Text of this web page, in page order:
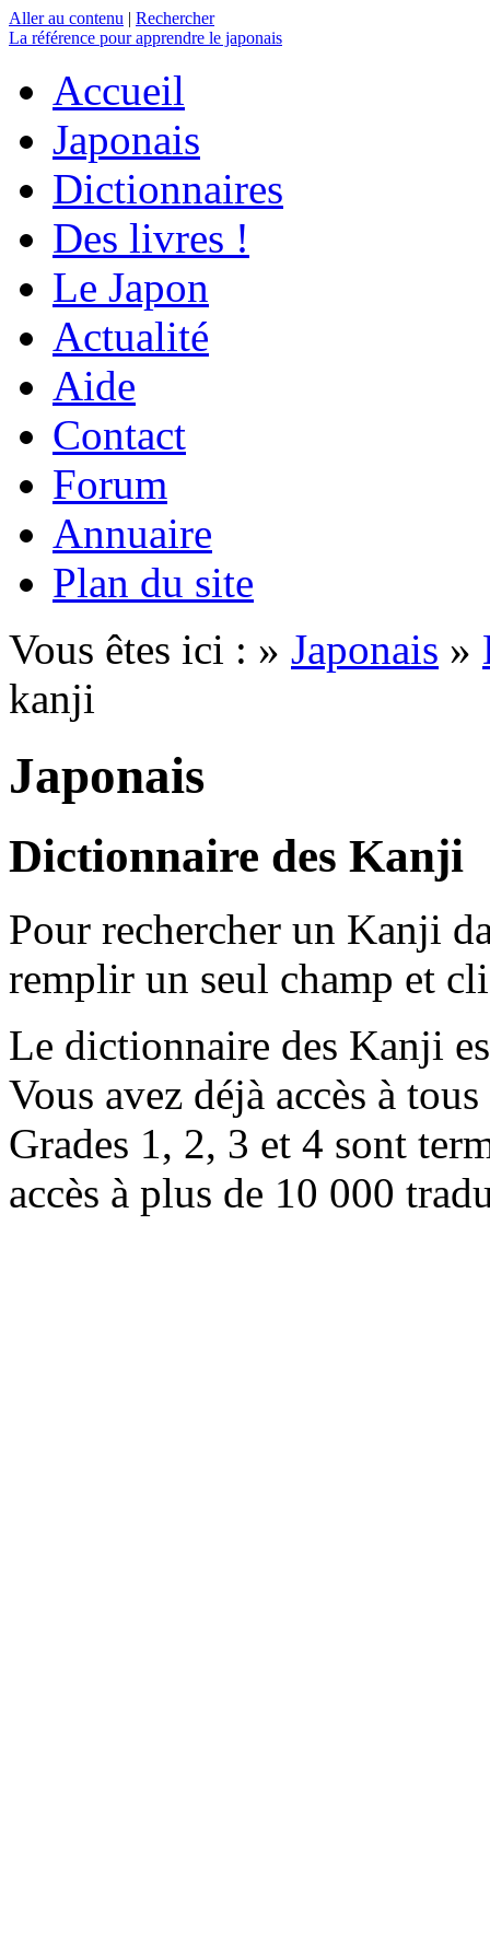
Aller au contenu | Rechercher
La référence pour apprendre le japonais
Accueil
Japonais
Dictionnaires
Des livres !
Le Japon
Actualité
Aide
Contact
Forum
Annuaire
Plan du site
Vous êtes ici : » Japonais »
kanji
Japonais
Dictionnaire des Kanji
Pour rechercher un Kanji
remplir un seul champ et
Le dictionnaire des Kanji
Vous avez déjà accès à
Grades 1, 2, 3 et 4 sont
accès à plus de 10 000